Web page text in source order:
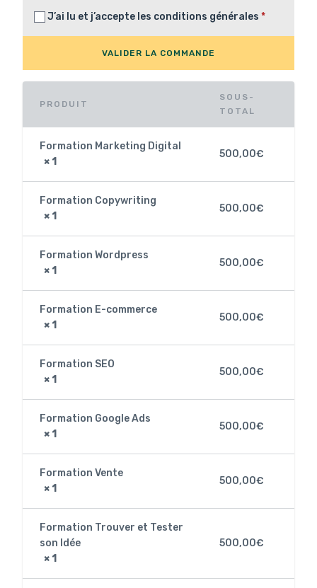
PRODUIT
SOUS-
TOTAL
Formation Marketing Digital
× 1
500,00€
Formation Copywriting
× 1
500,00€
Formation Wordpress
× 1
500,00€
Formation E-commerce
× 1
500,00€
Formation SEO
× 1
500,00€
Formation Google Ads
× 1
500,00€
Formation Vente
× 1
500,00€
Formation Trouver et Tester
son Idée
× 1
500,00€
J’ai lu et j’accepte les conditions générales *
VALIDER LA COMMANDE